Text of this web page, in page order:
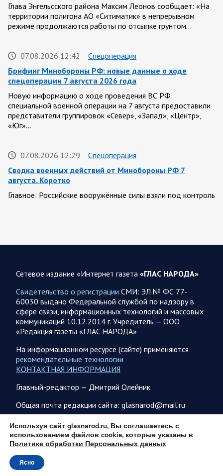
Глава Энгельсского района Максим Леонов сообщает: «На
территории полигона АО «Ситиматик» в непрерывном
режиме продолжаются работы по отсыпке грунтом…
07.08.2026 12:42
Спецоперация
Брифинг Минобороны РФ: новые данные о ходе
спецоперации 7 августа 2026 года
Новую информацию о ходе проведения ВС РФ
специальной военной операции на 7 августа предоставили
представители группировок «Север», «Запад», «Центр»,
«Юг»…
07.08.2026 12:29
Спецоперация
Сводка военных действий от Минобороны РФ 7
августа. Коротко
Главное: Российские вооружённые силы взяли под контроль
07.08.2026 10:51
Мир
года
война с Ираном скоро закончится. По его оценке, Тегеран
не сможет продолжать конфликт…
07.08.2026 09:56
Спецоперация
В ночь на 7 августа ВС РФ нанесли удары по военным
объектам в 6 областях Украины
Олег Царев сообщает: Мониторинг противника насчитал
147 БПЛА, запущенных с территории России, из которых
якобы «сбиты/подавлены» – 114. В Рени…
07.08.2026 09:46
Спецоперация
Фронтовая сводка Олега Царева на утро 7 августа 2026
года
203 украинских БПЛА сбито ПВО ночью над 18 субъектами
РФ: Беспилотники сбивали над территориями
Сетевое издание «Интернет газета «ГЛАС НАРОДА»
Свидетельство о регистрации СМИ: ЭЛ № ФС 77-
60030 выдано Федеральной службой по надзору в
сфере связи, информационных технологий и массовых
коммуникаций 10.12.2014 г. Учредитель — ООО
«Редакция газеты «ГЛАС НАРОДА»
На информационном ресурсе (сайте) применяются
рекомендательные технологии
КОНТАКТНАЯ ИНФОРМАЦИЯ
Главный-редактор — Дмитрий Олейник
Общая почта редакции сайта: glasnarod@mail.ru
ПОДПИСКА
Используя сайт glasnarod.ru, Вы соглашаетесь с
использованием файлов cookie, которые указаны в
Политике обработки Персональных данных
Ясно